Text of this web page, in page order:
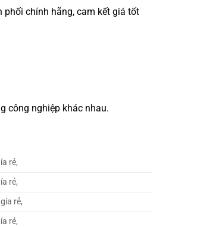
phối chính hãng, cam kết giá tốt
công nghiệp khác nhau.
rẻ,
rẻ,
rẻ,
rẻ,